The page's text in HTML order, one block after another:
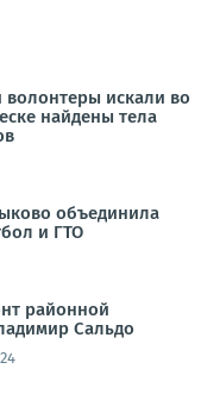
волонтеры искали во
найдены тела
объединила
и ГТО
районной
Сальдо